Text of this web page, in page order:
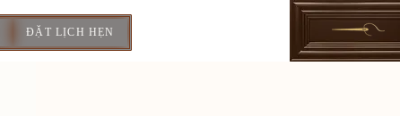
ĐẶT LỊCH HẸN